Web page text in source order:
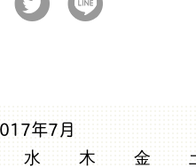
年7月
水 木 金